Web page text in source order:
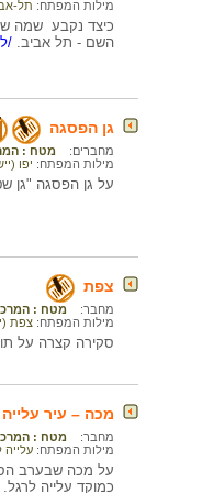
מילות המפתח: תל-
כיצד נקבע שמה
השם - תל אביב. /
גן הפסגה
מחברים: מטח :
מילות המפתח: יפו
על גן הפסגה "גן
צפת
מחבר:
מטח : המרכז
מילות המפתח: צפת
סקירה קצרה על
מכה – עיר
מחבר:
מטח : המרכז
מילות המפתח:
כמוקד עלייה